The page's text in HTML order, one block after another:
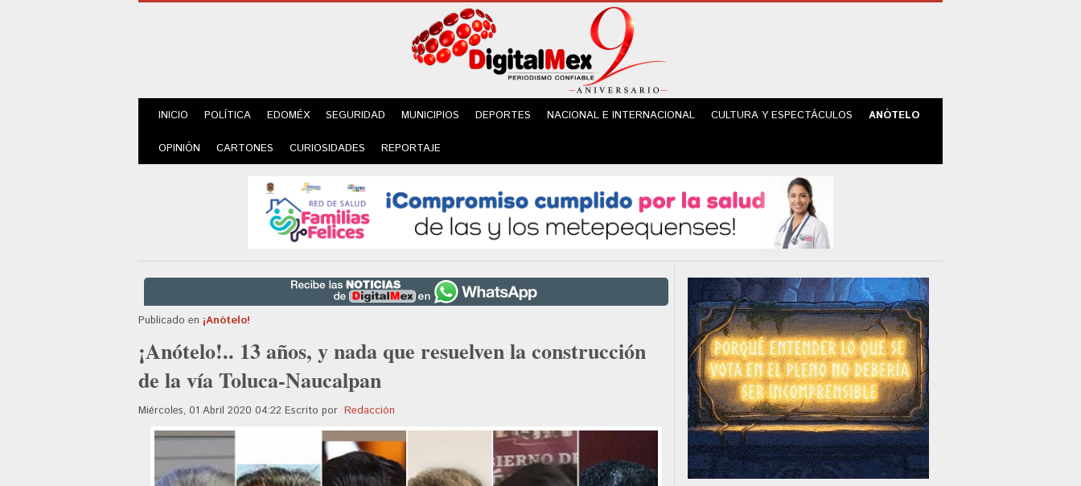
INICIO POLÍTICA EDOMÉX SEGURIDAD MUNICIPIOS DEPORTES NACIONAL E INTERNACIONAL CULTURA Y ESPECTÁCULOS ANÓTELO
OPINIÓN CARTONES CURIOSIDADES REPORTAJE
Publicado en ¡Anótelo!
¡Anótelo!.. 13 años, y nada que resuelven la construcción
de la vía Toluca-Naucalpan
Miércoles, 01 Abril 2020 04:22 Escrito por Redacción